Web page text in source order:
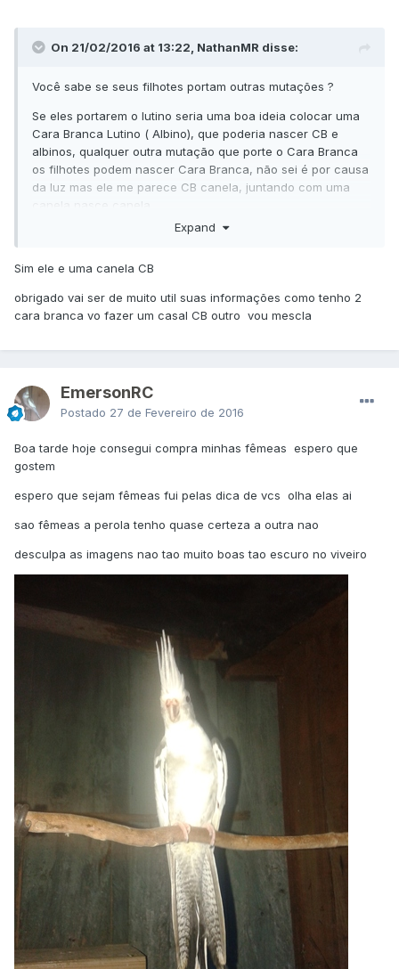
On 21/02/2016 at 13:22, NathanMR disse:
Você sabe se seus filhotes portam outras mutações ?
Se eles portarem o lutino seria uma boa ideia colocar uma
Cara Branca Lutino ( Albino), que poderia nascer CB e
albinos, qualquer outra mutação que porte o Cara Branca
os filhotes podem nascer Cara Branca, não sei é por causa
da luz mas ele me parece CB canela, juntando com uma
canela nasce canela.
Se você for lá ver as fêmeas posta aqui as mutações que
nascer.
Expand
Sim ele e uma canela CB
obrigado vai ser de muito util suas informações como tenho 2
cara branca vo fazer um casal CB outro vou mescla
EmersonRC
Postado 27 de Fevereiro de 2016
Boa tarde hoje consegui compra minhas fêmeas espero que
gostem
espero que sejam fêmeas fui pelas dica de vcs olha elas ai
sao fêmeas a perola tenho quase certeza a outra nao
desculpa as imagens nao tao muito boas tao escuro no viveiro